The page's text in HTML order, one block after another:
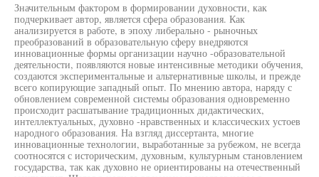
Значительным фактором в формировании духовности, как
подчеркивает автор, является сфера образования. Как
анализируется в работе, в эпоху либерально - рыночных
преобразований в образовательную сферу внедряются
инновационные формы организации научно -образовательной
деятельности, появляются новые интенсивные методики обучения,
создаются экспериментальные и альтернативные школы, и прежде
всего копирующие западный опыт. По мнению автора, наряду с
обновлением современной системы образования одновременно
происходит расшатывание традиционных дидактических,
интеллектуальных, духовно -нравственных и классических устоев
народного образования. На взгляд диссертанта, многие
инновационные технологии, выработанные за рубежом, не всегда
соотносятся с историческим, духовным, культурным становлением
государства, так как духовно не ориентированы на отечественный